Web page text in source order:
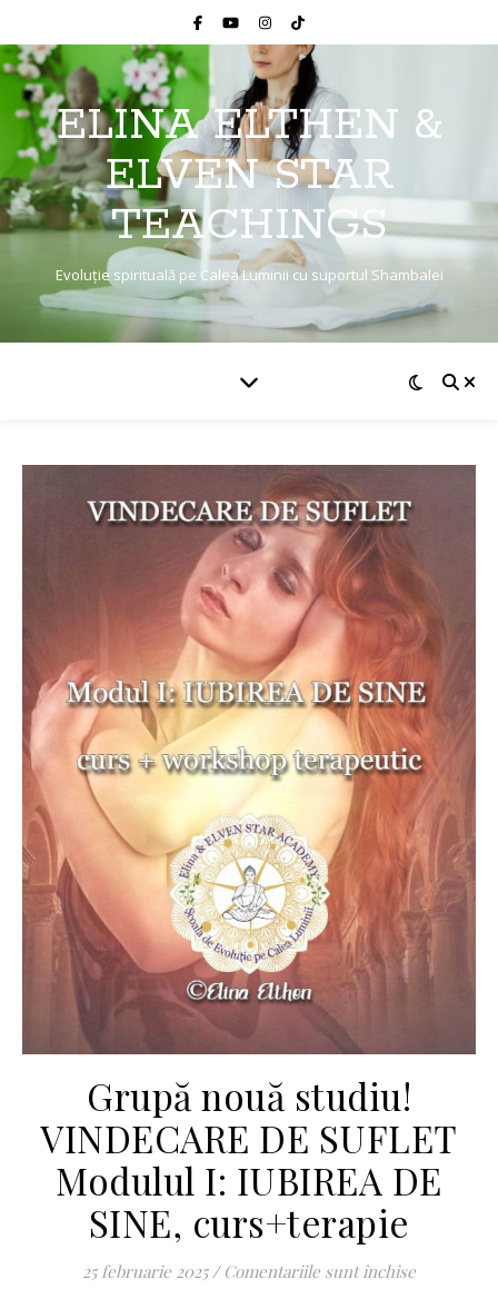
ELINA ELTHEN &
ELVEN STAR
TEACHINGS
Evoluție spirituală pe Calea Luminii cu suportul Shambalei
Grupă nouă studiu!
VINDECARE DE SUFLET
Modulul I: IUBIREA DE
SINE, curs+terapie
25 februarie 2025 / Comentariile sunt închisepentru